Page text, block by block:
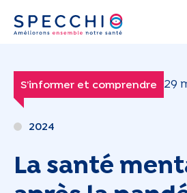
Skip
S’informer et comprendre 29
2024
La santé